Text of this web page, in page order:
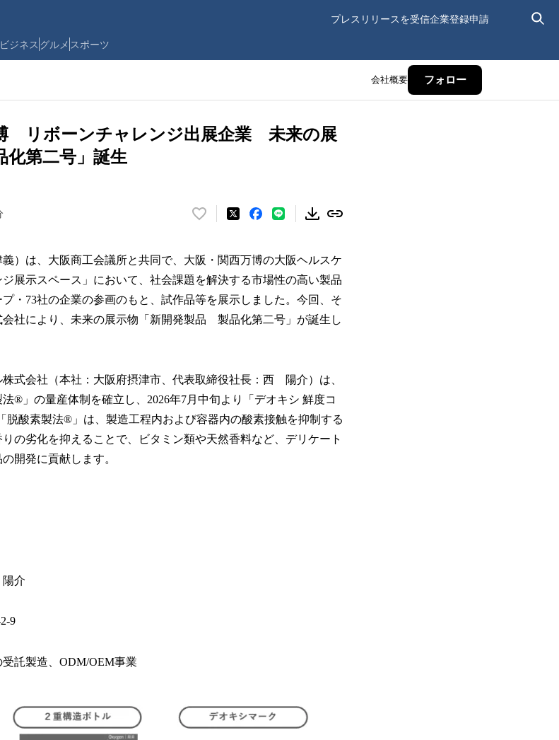
プレスリリースを受信企業登録申請
ビジネス グルメ スポーツ
会社概要 フォロー
リボーンチャレンジ出展企業 未来の展
第二号」誕生
い
！
数
を
み
で
す
は、大阪商工会議所と共同で、大阪・関西万博の大阪ヘルスケ
展示スペース」において、社会課題を解決する市場性の高い製品
・73社の企業の参画のもと、試作品等を展示しました。今回、そ
社により、未来の展示物「新開発製品 製品化第二号」が誕生し
式会社（本社：大阪府摂津市、代表取締役社長：西 陽介）は、
®」の量産体制を確立し、2026年7月中旬より「デオキシ 鮮度コ
脱酸素製法®」は、製造工程内および容器内の酸素接触を抑制する
の劣化を抑えることで、ビタミン類や天然香料など、デリケート
開発に貢献します。
介
9
託製造、ODM/OEM事業